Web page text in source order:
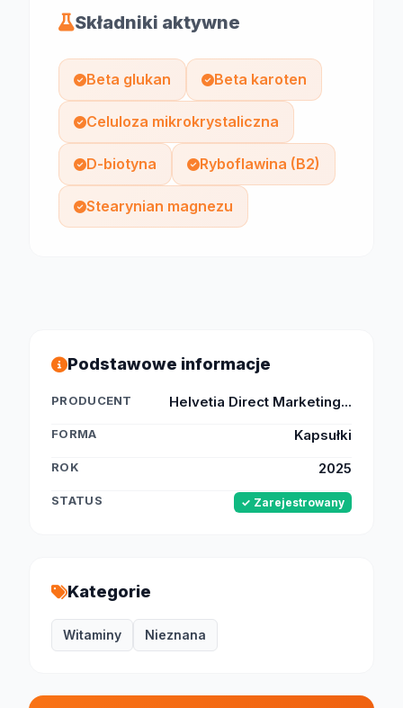
Składniki aktywne
Beta glukan Beta karoten
Celuloza mikrokrystaliczna
D-biotyna Ryboflawina (B2)
Stearynian magnezu
Podstawowe informacje
PRODUCENT Helvetia Direct Marketing...
FORMA Kapsułki
ROK 2025
STATUS ✓ Zarejestrowany
Kategorie
Witaminy Nieznana